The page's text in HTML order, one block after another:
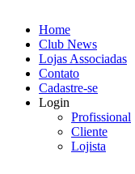
Home
Club News
Lojas Associadas
Contato
Cadastre-se
Login
Profissional
Cliente
Lojista